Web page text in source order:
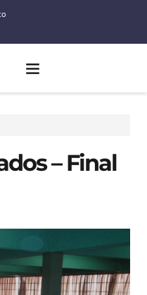
– Final